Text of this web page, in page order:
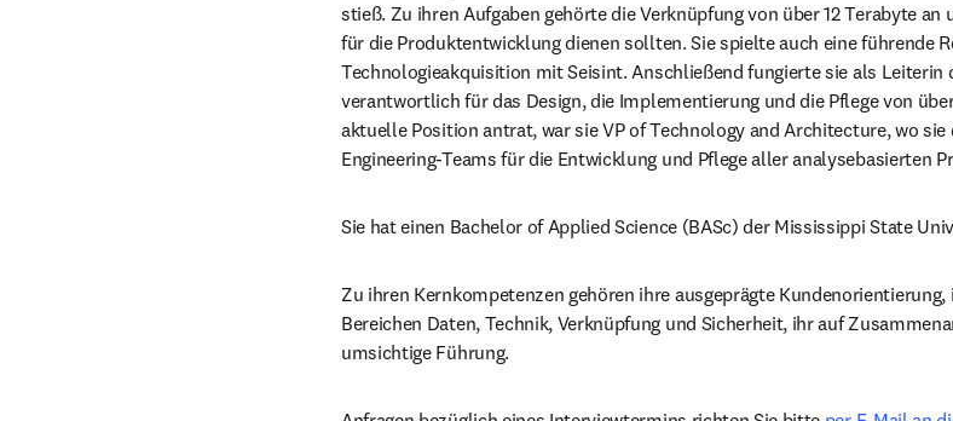
stieß. Zu ihren Aufgaben gehörte die Verknüpfung von über 12 Terabyte
für die Produktentwicklung dienen sollten. Sie spielte auch eine führende
Technologieakquisition mit Seisint. Anschließend fungierte sie als Leiterin
verantwortlich für das Design, die Implementierung und die Pflege von
aktuelle Position antrat, war sie VP of Technology and Architecture, wo
Engineering-Teams für die Entwicklung und Pflege aller analysebasierten
Sie hat einen Bachelor of Applied Science (BASc) der Mississippi State
Zu ihren Kernkompetenzen gehören ihre ausgeprägte
Bereichen Daten, Technik, Verknüpfung und Sicherheit, ihr auf
umsichtige Führung.